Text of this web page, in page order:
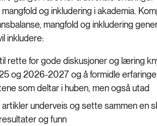
og inkludering i akademia.
mangfold og inkludering
inkludere:
rette for gode diskusjoner og læring
og 2026-2027 og å formidle
som deltar i huben, men også utad
underveis og sette sammen en
og funn